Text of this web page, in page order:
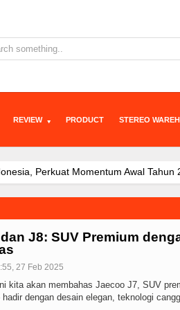
REVIEW PRODUCT STEREO
Tahun 2026 JAECOO J7 SHS-P
Tumbuh Cepat Lewat Tek
untuk Indonesia
Awali 2026
Listrik di IIMS 2
JAECOO
Hadapi Macet d
JAECOO
Integrasi Kecerdasan Tek
Mobil Ideal Versi Mer
Satu
J8: SUV Premium
27 Feb 2025
kita akan membahas Jaecoo J7, SUV
hadir dengan desain elegan, teknologi